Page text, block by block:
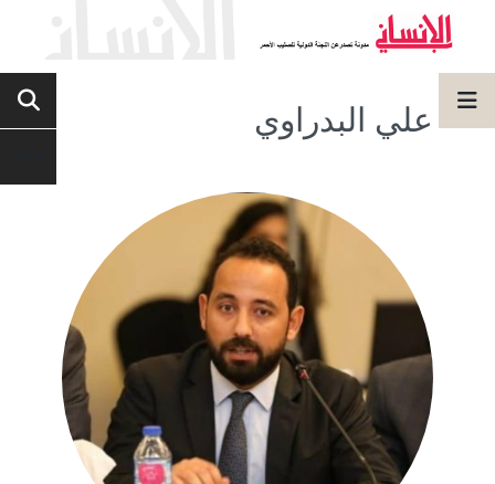
علي البدراوي